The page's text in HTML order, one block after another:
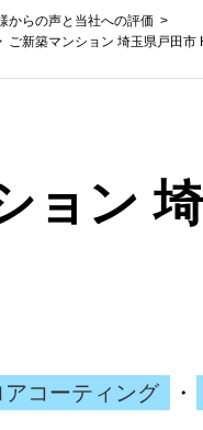
からの声と当社への評価
ご新築マンション 埼玉県戸田市
ョン
コーティング ・